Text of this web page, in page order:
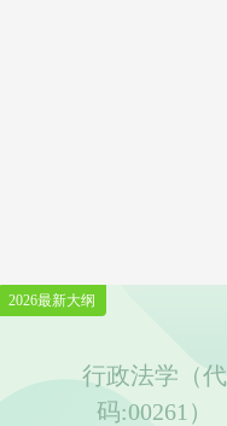
2026最新大纲
行政法学（代
码:00261）